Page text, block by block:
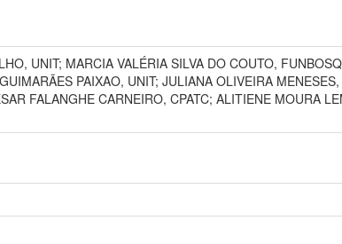
UNIT; MARCIA VALÉRIA SILVA DO COUTO,
PAIXAO, UNIT; JULIANA OLIVEIRA
FALANGHE CARNEIRO, CPATC; ALITIENE MOURA